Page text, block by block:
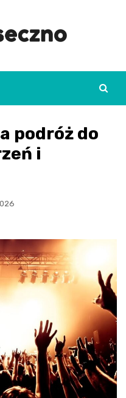
podróż do
i